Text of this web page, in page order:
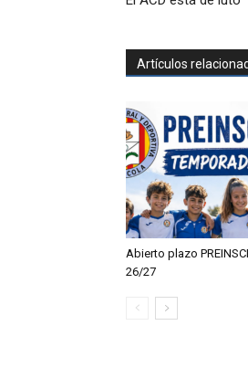
Artículos
Abierto plazo
26/27